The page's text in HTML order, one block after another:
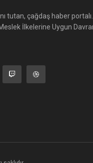
tutan, çağdaş haber portalı.
İlkelerine Uygun